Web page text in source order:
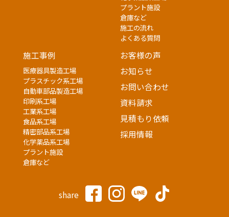
プラント施設
倉庫など
施工の流れ
よくある質問
施工事例
医療器具製造工場
プラスチック系工場
自動車部品製造工場
印刷系工場
工業系工場
食品系工場
精密部品系工場
化学薬品系工場
プラント施設
倉庫など
お客様の声
お知らせ
お問い合わせ
資料請求
見積もり依頼
採用情報
share